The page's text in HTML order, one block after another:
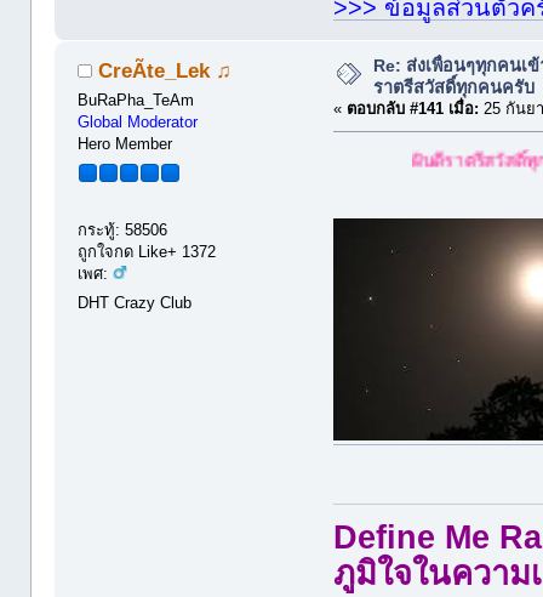
>>> ข้อมูลส่วนตัวค
CreÃte_Lek ♫
BuRaPha_TeAm
Global Moderator
Hero Member
กระทู้: 58506
ถูกใจกด Like+ 1372
เพศ:
DHT Crazy Club
Re: ส่งเพื่อนๆทุกคนเ
ราตรีสวัสดิ์ทุกคนครับ
« ตอบกลับ #141 เมื่อ: 25 กันย
ฝันดีราตรีสวัสดิ์ทุกท่านครับ
Define Me
ภูมิใจในความ